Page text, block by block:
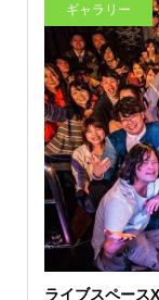
ギャラリー
ライブスペース